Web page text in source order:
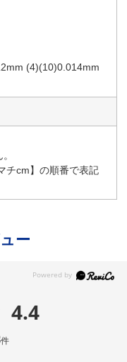
(4)(10)0.014mm
チcm】の順番で表記
ー
4.4
件